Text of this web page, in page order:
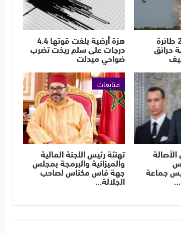
المغرب يحشد 25 طائرة
حرائق
هزة أرضية بلغت قوتها 4.4
درجات على سلم ريخت تضرب
ضواحي ميدلت
جماعة
متابعات
تهنئة رئيس اللجنة المالية
والميزانية والبرمجة بمجلس
جهة فاس مكناس لصاحب
الجلالة…